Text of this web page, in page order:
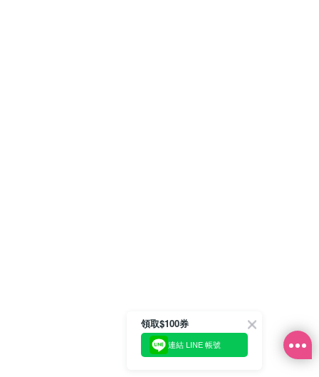
領取$100券
連結 LINE 帳號